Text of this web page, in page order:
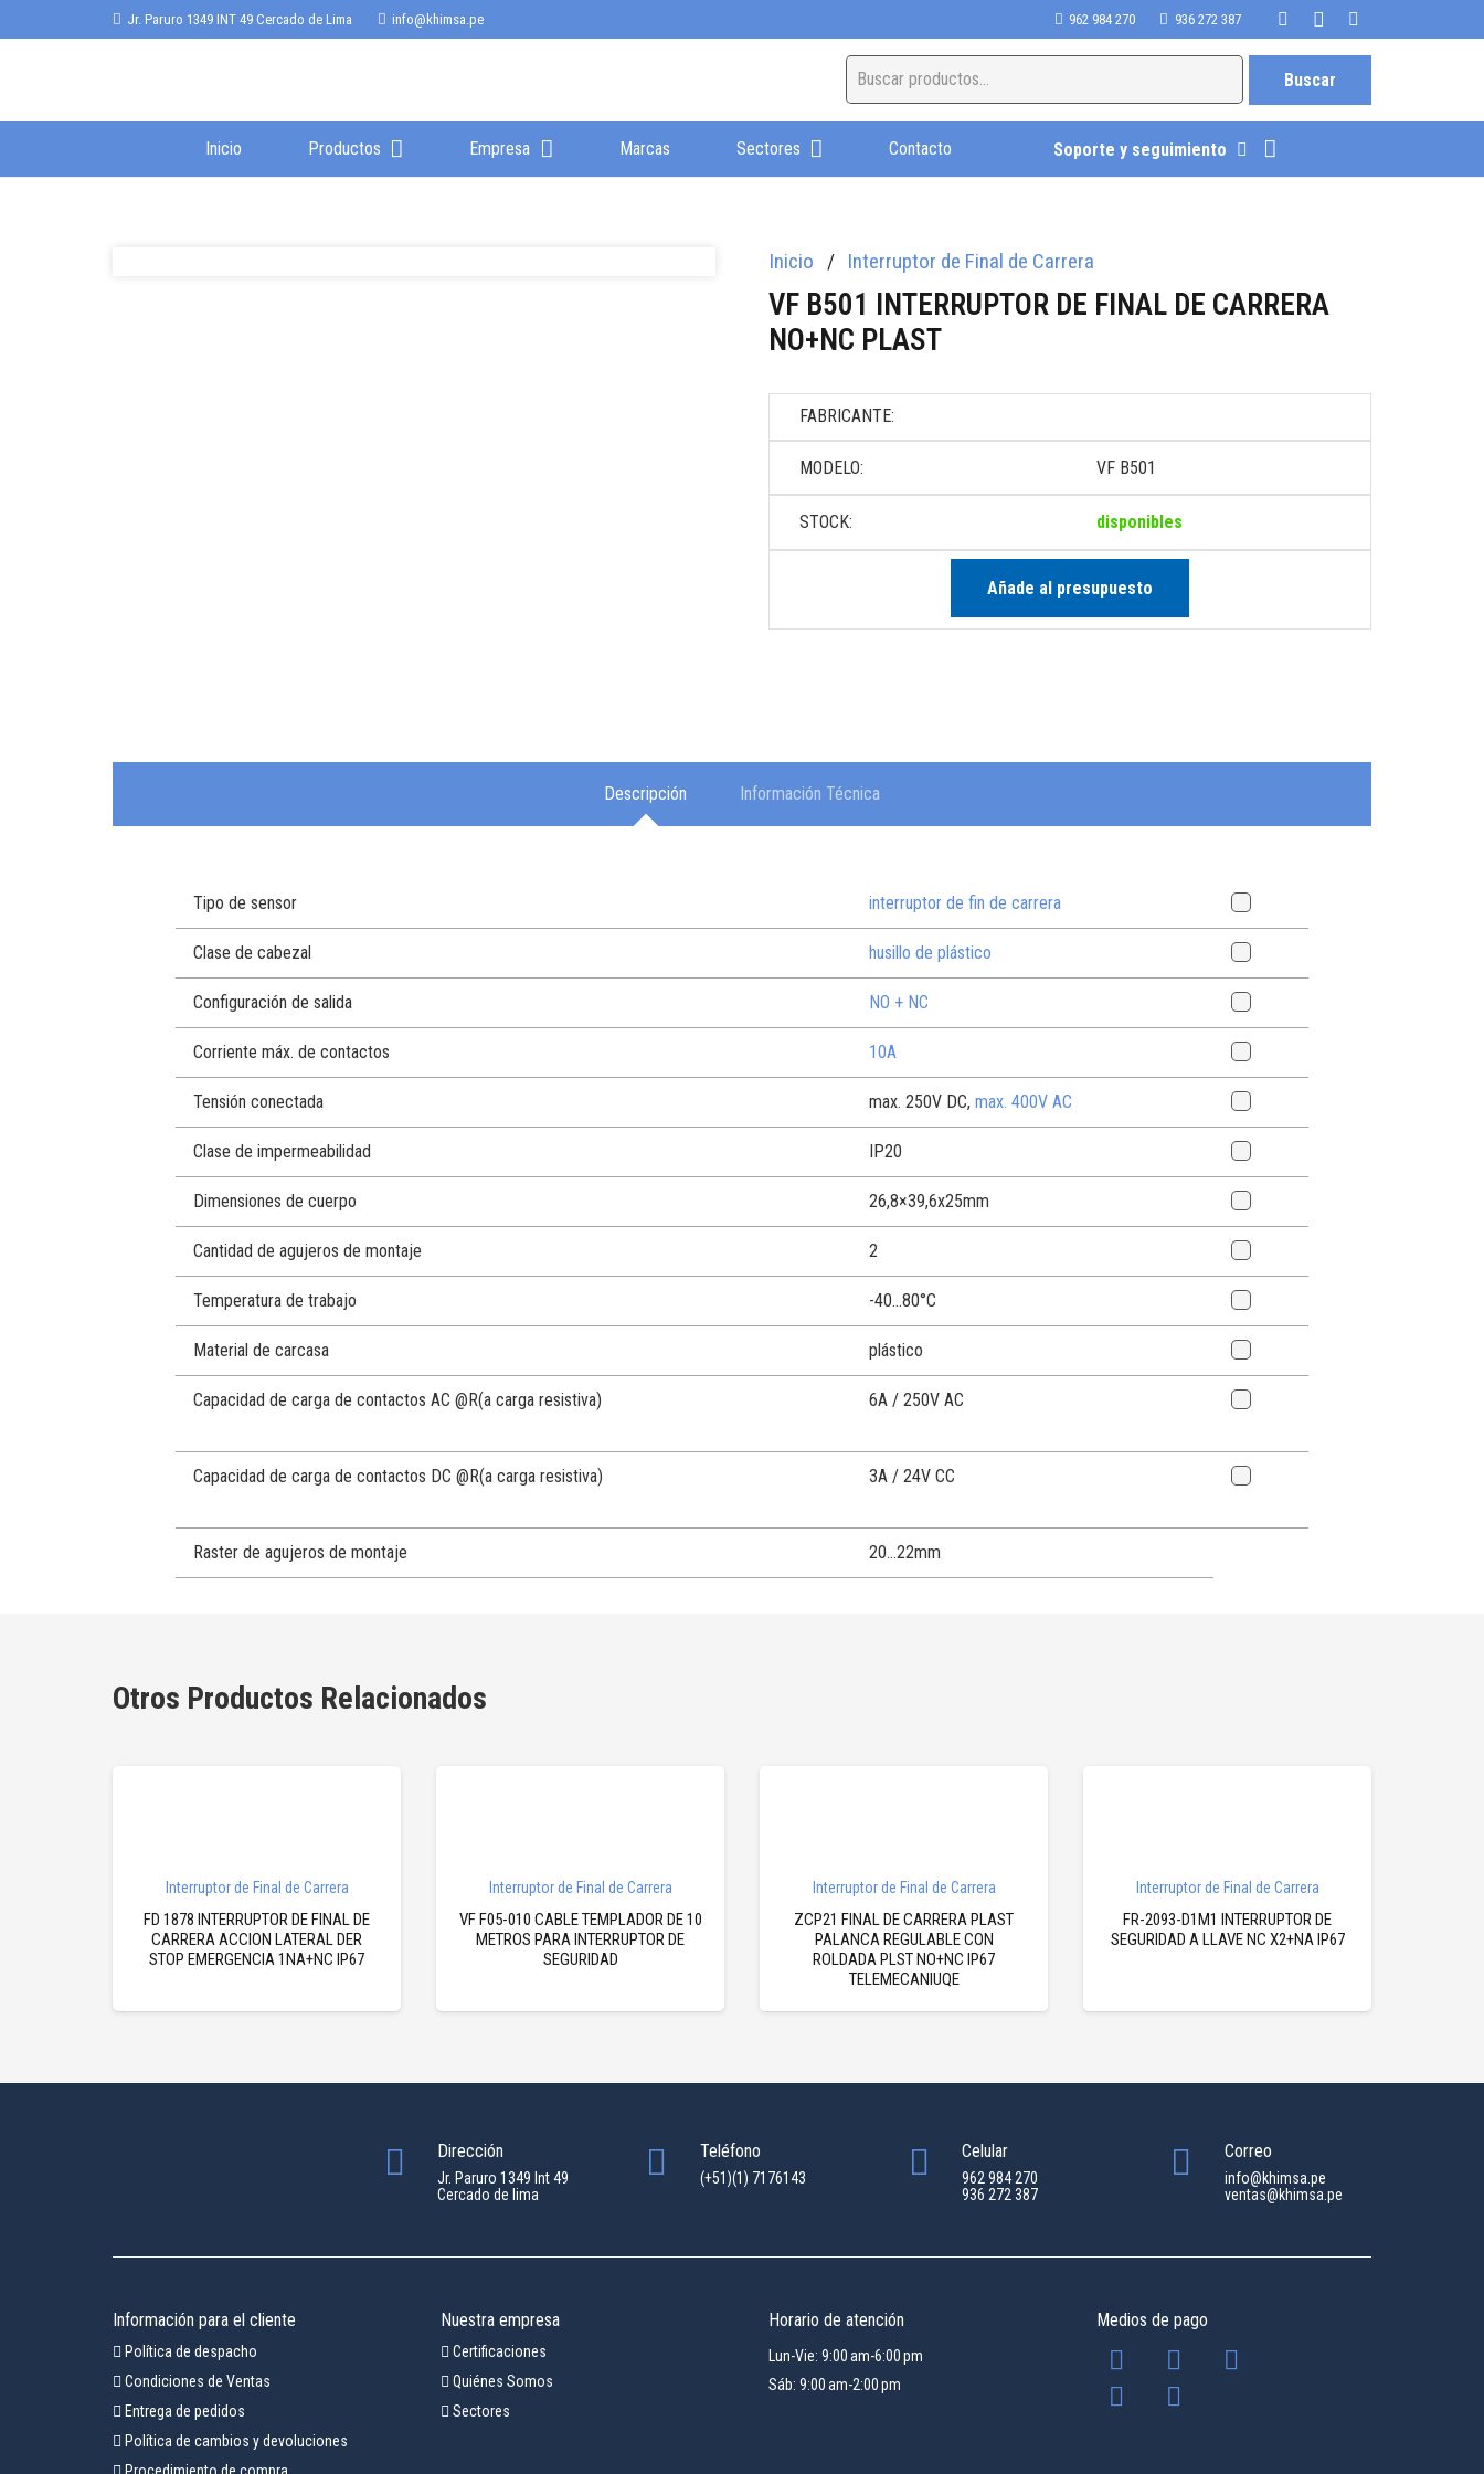
Jr. Paruro 1349 INT 49 Cercado de Lima info@khimsa.pe 962 984 270 936 272 387
Inicio Productos Empresa Marcas Sectores Contacto Soporte y seguimiento
Inicio / Interruptor de Final de Carrera
VF B501 INTERRUPTOR DE FINAL DE CARRERA
NO+NC PLAST
FABRICANTE:
MODELO: VF B501
STOCK: disponibles
Añade al presupuesto
Descripción Información Técnica
Tipo de sensor interruptor de fin de carrera
Clase de cabezal husillo de plástico
Configuración de salida NO + NC
Corriente máx. de contactos 10A
Tensión conectada max. 250V DC, max. 400V AC
Clase de impermeabilidad IP20
Dimensiones de cuerpo 26,8×39,6x25mm
Cantidad de agujeros de montaje 2
Temperatura de trabajo -40…80°C
Material de carcasa plástico
Capacidad de carga de contactos AC @R(a carga resistiva) 6A / 250V AC
Capacidad de carga de contactos DC @R(a carga resistiva) 3A / 24V CC
Raster de agujeros de montaje 20…22mm
Otros Productos Relacionados
Interruptor de Final de Carrera
FD 1878 INTERRUPTOR DE FINAL DE
CARRERA ACCION LATERAL DER
STOP EMERGENCIA 1NA+NC IP67
Interruptor de Final de Carrera
VF F05-010 CABLE TEMPLADOR DE 10
METROS PARA INTERRUPTOR DE
SEGURIDAD
Interruptor de Final de Carrera
ZCP21 FINAL DE CARRERA PLAST
PALANCA REGULABLE CON
ROLDADA PLST NO+NC IP67
TELEMECANIUQE
Interruptor de Final de Carrera
FR-2093-D1M1 INTERRUPTOR DE
SEGURIDAD A LLAVE NC X2+NA IP67
Dirección
Jr. Paruro 1349 Int 49
Cercado de lima
Teléfono
(+51)(1) 7176143
Celular
962 984 270
936 272 387
Correo
info@khimsa.pe
ventas@khimsa.pe
Información para el cliente
Política de despacho
Condiciones de Ventas
Entrega de pedidos
Política de cambios y devoluciones
Nuestra empresa
Certificaciones
Quiénes Somos
Sectores
Horario de atención
Lun-Vie: 9:00 am-6:00 pm
Sáb: 9:00 am-2:00 pm
Medios de pago